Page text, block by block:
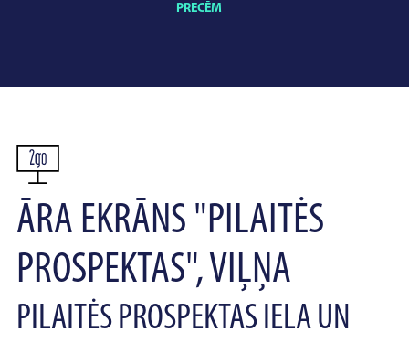
PRECĒM
ĀRA EKRĀNS "PILAITĖS
PROSPEKTAS", VIĻŅA
PILAITĖS PROSPEKTAS IELA UN